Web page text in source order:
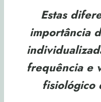
Estas
importância
frequência e
fisiológico